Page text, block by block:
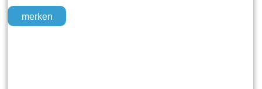
merken